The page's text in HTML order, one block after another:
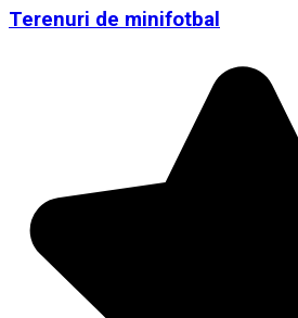
Terenuri de minifotbal